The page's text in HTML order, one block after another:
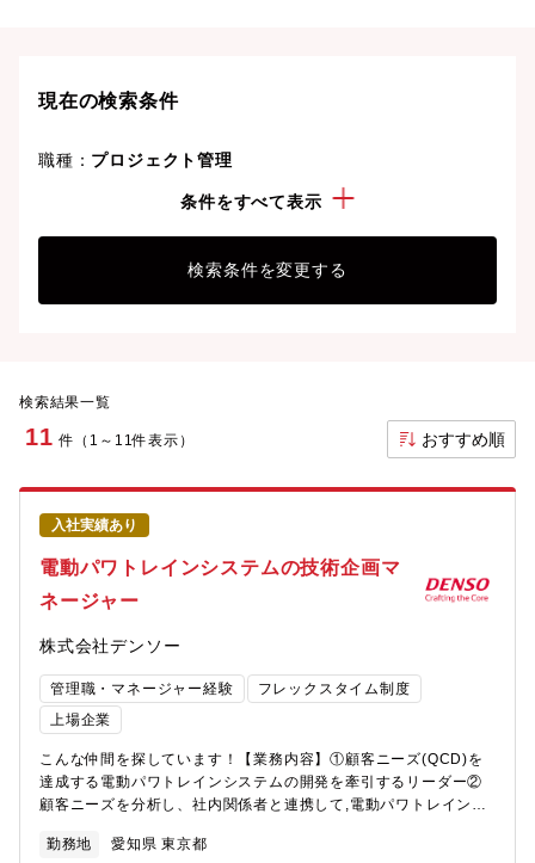
現在の検索条件
職種： プロジェクト管理
条件をすべて表示
検索条件を変更する
検索結果一覧
11 件（1～11件表示） おすすめ順
入社実績あり
電動パワトレインシステムの技術企画マ
ネージャー
株式会社デンソー
管理職・マネージャー経験
フレックスタイム制度
上場企業
こんな仲間を探しています！【業務内容】①顧客ニーズ(QCD)を
達成する電動パワトレインシステムの開発を牽引するリーダー②
顧客ニーズを分析し、社内関係者と連携して,電動パワトレインシ
下記業務をご担当いただきます。業務内容・顧客ニーズを車両視
勤務地 愛知県 東京都